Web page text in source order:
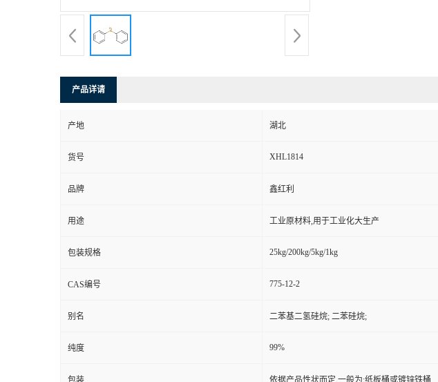
产品详请
产地 湖北
货号 XHL1814
品牌 鑫红利
用途 工业原材料,用于工业化大生产
包装规格 25kg/200kg/5kg/1kg
CAS编号 775-12-2
别名 二苯基二氢硅烷; 二苯硅烷;
纯度 99%
包装 依据产品性状而定,一般为:纸板桶或镀锌铁桶